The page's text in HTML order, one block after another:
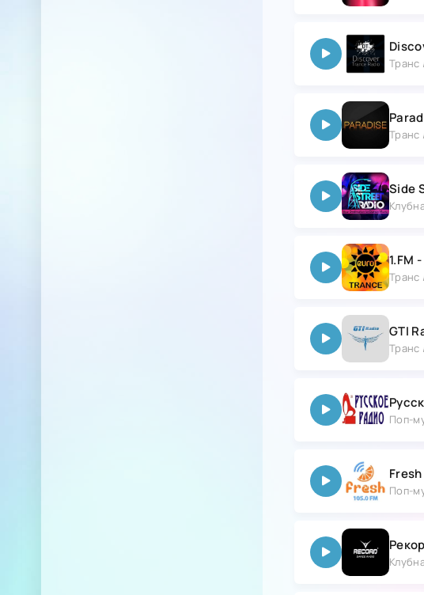
Транс
Транс
Side
1.FM
Транс
GTI
Транс
Поп-
Поп-